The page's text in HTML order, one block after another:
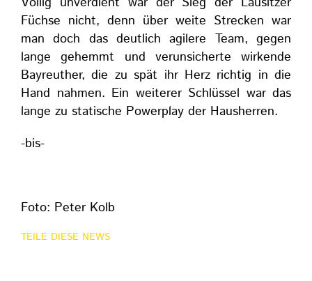
Füchse nicht, denn über weite Strecken war
man doch das deutlich agilere Team, gegen
lange gehemmt und verunsicherte wirkende
Bayreuther, die zu spät ihr Herz richtig in die
Hand nahmen. Ein weiterer Schlüssel war das
lange zu statische Powerplay der Hausherren.
-bis-
Foto: Peter Kolb
TEILE DIESE NEWS